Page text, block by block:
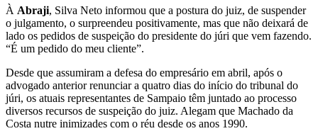
À Abraji, Silva Neto informou que a postura do juiz, de suspender
o julgamento, o surpreendeu positivamente, mas que não deixará de
lado os pedidos de suspeição do presidente do júri que vem fazendo.
“É um pedido do meu cliente”.
Desde que assumiram a defesa do empresário em abril, após o
advogado anterior renunciar a quatro dias do início do tribunal do
júri, os atuais representantes de Sampaio têm juntado ao processo
diversos recursos de suspeição do juiz. Alegam que Machado da
Costa nutre inimizades com o réu desde os anos 1990.